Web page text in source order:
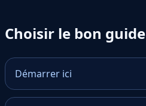
Choisir le bon guide
Démarrer ici